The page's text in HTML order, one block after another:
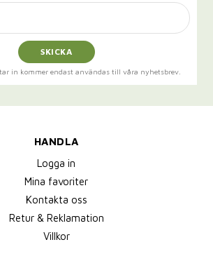
SKICKA
in kommer endast användas till våra nyhetsbrev.
HANDLA
Logga in
Mina favoriter
Kontakta oss
Retur & Reklamation
Villkor